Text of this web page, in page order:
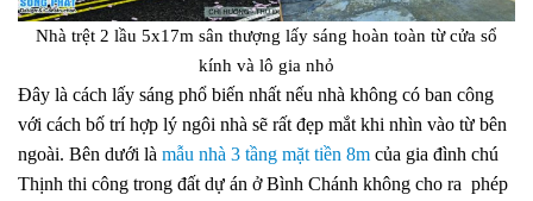
Nhà trệt 2 lầu 5x17m sân thượng lấy sáng hoàn toàn từ cửa sổ
kính và lô gia nhỏ
Đây là cách lấy sáng phổ biến nhất nếu nhà không có ban công
với cách bố trí hợp lý ngôi nhà sẽ rất đẹp mắt khi nhìn vào từ bên
ngoài. Bên dưới là mẫu nhà 3 tầng mặt tiền 8m của gia đình chú
Thịnh thi công trong đất dự án ở Bình Chánh không cho ra phép